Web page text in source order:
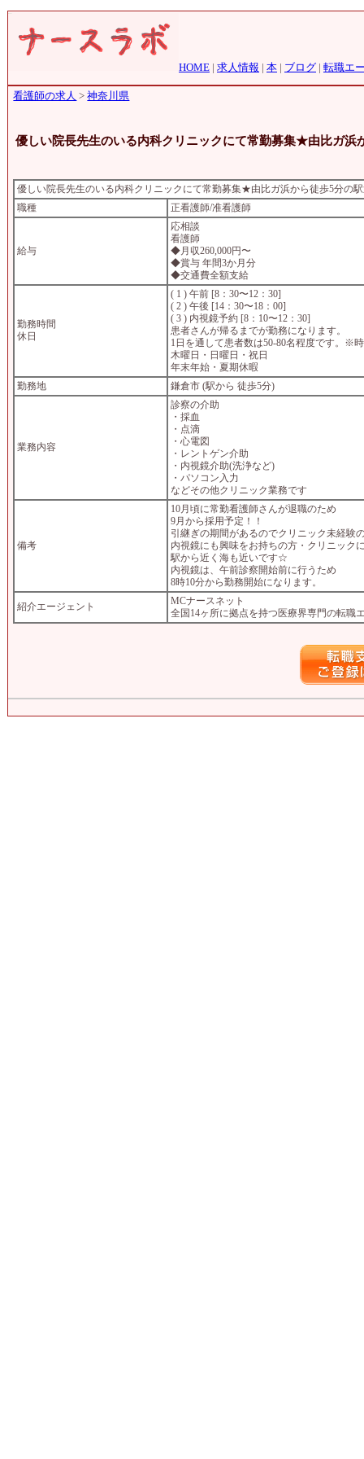
HOME | 求人情報 | 本 | ブログ | 転職エ
看護師の求人 >神奈川県
優しい院長先生のいる内科クリニックにて常勤募集★由比ガ浜
優しい院長先生のいる内科クリニックにて常勤募集★由比ガ浜から徒歩5分の
職種
正看護師/准看護師
給与
応相談
看護師
◆月収260,000円〜
◆賞与 年間3か月分
◆交通費全額支給
勤務時間
休日
( 1 ) 午前 [8：30〜12：30]
( 2 ) 午後 [14：30〜18：00]
( 3 ) 内視鏡予約 [8：10〜12：30]
患者さんが帰るまでが勤務になります。
1日を通して患者数は50-80名程度です。※
木曜日・日曜日・祝日
年末年始・夏期休暇
勤務地
鎌倉市 (駅から 徒歩5分)
業務内容
診察の介助
・採血
・点滴
・心電図
・レントゲン介助
・内視鏡介助(洗浄など)
・パソコン入力
などその他クリニック業務です
備考
10月頃に常勤看護師さんが退職のため
9月から採用予定！！
引継ぎの期間があるのでクリニック未経験
内視鏡にも興味をお持ちの方・クリニック
駅から近く海も近いです☆
内視鏡は、午前診察開始前に行うため
8時10分から勤務開始になります。
紹介エージェント
MCナースネット
全国14ヶ所に拠点を持つ医療界専門の転職